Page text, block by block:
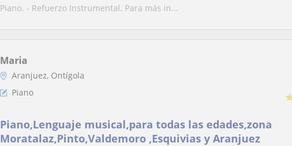
Piano. - Refuerzo Instrumental. Para más in...
Maria
Aranjuez, Ontígola
Piano
Piano,Lenguaje musical,para todas las edades,zona
Moratalaz,Pinto,Valdemoro ,Esquivias y Aranjuez